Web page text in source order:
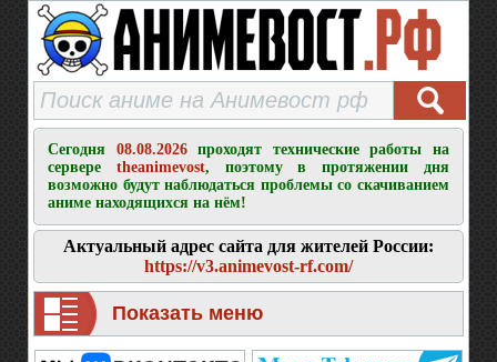
Сегодня 08.08.2026проходят технические работы на
сервере theanimevost, поэтому в протяжении дня
возможно будут наблюдаться проблемы со скачиванием
аниме находящихся на нём!
Актуальный адрес сайта для жителей России:
https://v3.animevost-rf.com/
Показать меню